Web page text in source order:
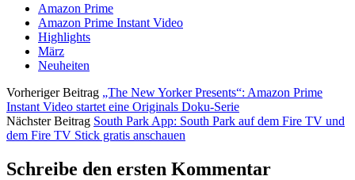
Amazon Prime
Amazon Prime Instant Video
Highlights
März
Neuheiten
Vorheriger Beitrag „The New Yorker Presents“: Amazon Prime
Instant Video startet eine Originals Doku-Serie
Nächster Beitrag South Park App: South Park auf dem Fire TV und
dem Fire TV Stick gratis anschauen
Schreibe den ersten Kommentar